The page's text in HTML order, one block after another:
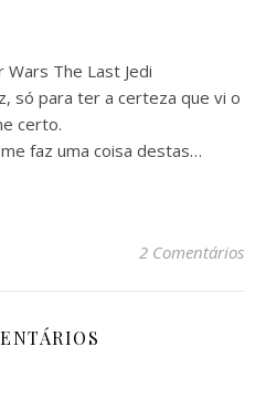
Wars The Last Jedi
só para ter a certeza que vi o
certo.
faz uma coisa destas…
2 Comentários